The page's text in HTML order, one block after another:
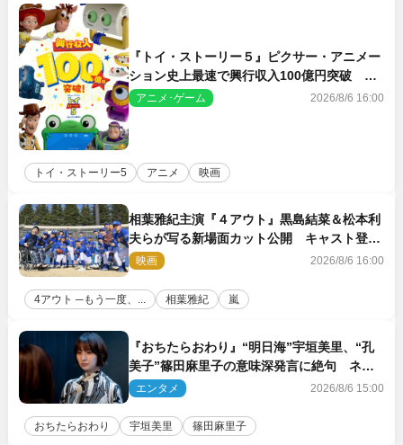
『トイ・ストーリー５』ピクサー・アニメー
ション史上最速で興行収入100億円突破 シ
リーズNo.1興収が目前
アニメ･ゲーム 2026/8/6 16:00
トイ・ストーリー5 アニメ 映画
相葉雅紀主演『４アウト』黒島結菜＆松本利
夫らが写る新場面カット公開 キャスト登壇
イベントも決定
映画 2026/8/6 16:00
4アウト ─もう一度、... 相葉雅紀 嵐
『おちたらおわり』“明日海”宇垣美里、“孔
美子”篠田麻里子の意味深発言に絶句 ネッ
ト驚き「まさか」「意外な展開」
エンタメ 2026/8/6 15:00
おちたらおわり 宇垣美里 篠田麻里子